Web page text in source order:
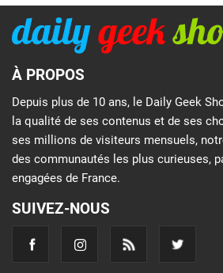
À PROPOS
Depuis plus de 10 ans, le Daily Geek
la qualité de ses contenus et de ses
ses millions de visiteurs mensuels,
des communautés les plus curieuses,
engagées de France.
SUIVEZ-NOUS